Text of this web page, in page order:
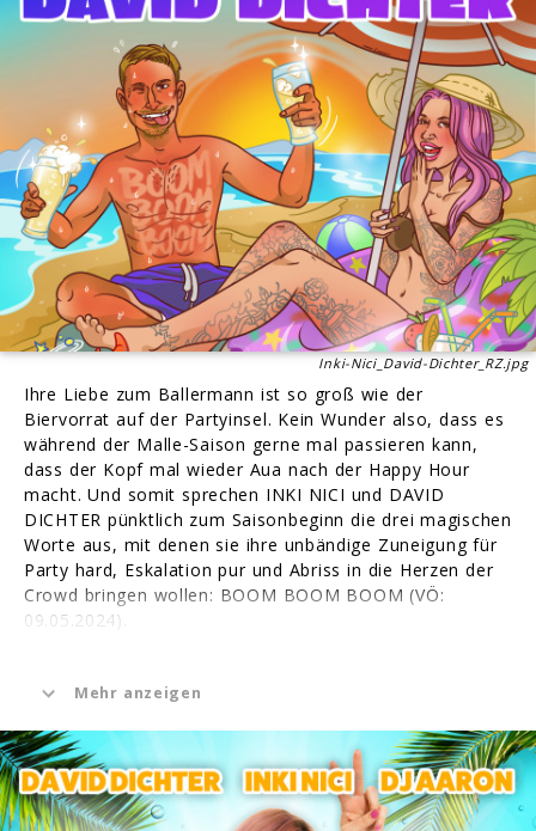
Inki-Nici_David-Dichter_RZ.jpg
Ihre Liebe zum Ballermann ist so groß wie der
Biervorrat auf der Partyinsel. Kein Wunder also, dass es
während der Malle-Saison gerne mal passieren kann,
dass der Kopf mal wieder Aua nach der Happy Hour
macht. Und somit sprechen INKI NICI und DAVID
DICHTER pünktlich zum Saisonbeginn die drei magischen
Worte aus, mit denen sie ihre unbändige Zuneigung für
Party hard, Eskalation pur und Abriss in die Herzen der
Crowd bringen wollen: BOOM BOOM BOOM (VÖ:
09.05.2024).
TAGE BLAU haben INKI NICI und DAVID DICHTER an der
Saison in unsere Playlisten katapultiert. Mehr als 7
Millionen Spotify-Streams für den promillelastigen Song
lassen keine Fragen mehr offen – und auch mit ihrem
neuesten Coup sprechen INKI NICI und DAVID DICHTER
Mehr anzeigen